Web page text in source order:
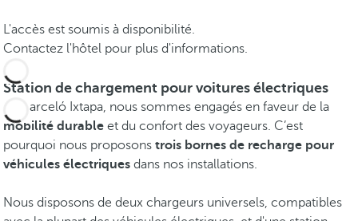
L'accès est soumis à disponibilité.
Contactez l'hôtel pour plus d'informations.
Station de chargement pour voitures électriques
Au Barceló Ixtapa, nous sommes engagés en faveur de la
mobilité durable et du confort des voyageurs. C’est
pourquoi nous proposons trois bornes de recharge pour
véhicules électriques dans nos installations.
Nous disposons de deux chargeurs universels, compatibles